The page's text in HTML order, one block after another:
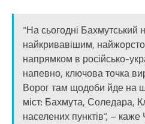
“На сьогодні Бахмутський
найкривавішим,
напрямком в російсько-
напевно, ключова точка
Ворог там щодоби йде на
міст: Бахмута, Соледара,
населених пунктів”, –